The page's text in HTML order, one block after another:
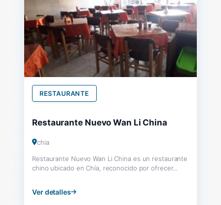
RESTAURANTE
Restaurante Nuevo Wan Li China
chia
Restaurante Nuevo Wan Li China es un restaurante
chino ubicado en Chía, reconocido por ofrecer...
Ver detalles